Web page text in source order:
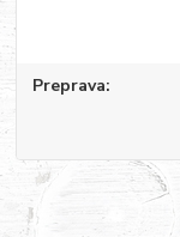
Preprava